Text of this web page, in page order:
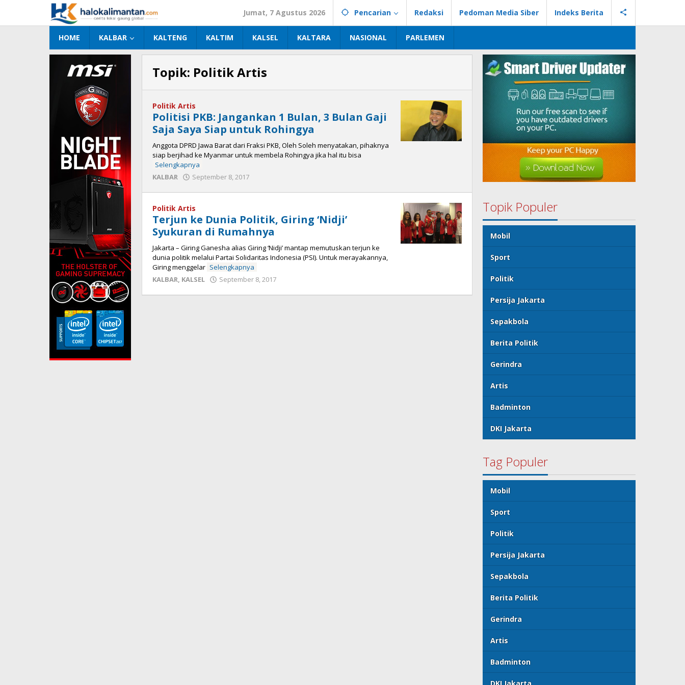
konten
Jumat, 7 Agustus 2026 Pencarian Redaksi Pedoman Media Siber Indeks Berita
HOME KALBAR KALTENG KALTIM KALSEL KALTARA NASIONAL PARLEMEN
Topik: Politik Artis
Politik Artis
Politisi PKB: Jangankan 1 Bulan, 3 Bulan Gaji
Saja Saya Siap untuk Rohingya
Anggota DPRD Jawa Barat dari Fraksi PKB, Oleh Soleh menyatakan, pihaknya
siap berjihad ke Myanmar untuk membela Rohingya jika hal itu bisa
Selengkapnya
KALBAR
September 8, 2017
Politik Artis
Terjun ke Dunia Politik, Giring ‘Nidji’
Syukuran di Rumahnya
Jakarta – Giring Ganesha alias Giring ‘Nidji’ mantap memutuskan terjun ke
dunia politik melalui Partai Solidaritas Indonesia (PSI). Untuk merayakannya,
Giring menggelar Selengkapnya
KALBAR, KALSEL September 8, 2017
Topik Populer
Mobil
Sport
Politik
Persija Jakarta
Sepakbola
Berita Politik
Gerindra
Artis
Badminton
DKI Jakarta
Tag Populer
Mobil
Sport
Politik
Persija Jakarta
Sepakbola
Berita Politik
Gerindra
Artis
Badminton